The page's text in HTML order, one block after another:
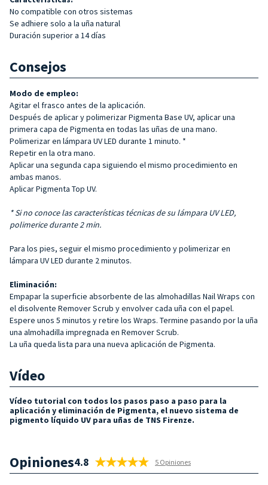
No compatible con otros sistemas
Se adhiere solo a la uña natural
Duración superior a 14 días
Consejos
Modo de empleo:
Agitar el frasco antes de la aplicación.
Después de aplicar y polimerizar Pigmenta Base UV, aplicar una
primera capa de Pigmenta en todas las uñas de una mano.
Polimerizar en lámpara UV LED durante 1 minuto. *
Repetir en la otra mano.
Aplicar una segunda capa siguiendo el mismo procedimiento en
ambas manos.
Aplicar Pigmenta Top UV.
* Si no conoce las características técnicas de su lámpara UV LED,
polimerice durante 2 min.
Para los pies, seguir el mismo procedimiento y polimerizar en
lámpara UV LED durante 2 minutos.
Eliminación:
Empapar la superficie absorbente de las almohadillas Nail Wraps con
el disolvente Remover Scrub y envolver cada uña con el papel.
Espere unos 5 minutos y retire los Wraps. Termine pasando por la uña
una almohadilla impregnada en Remover Scrub.
La uña queda lista para una nueva aplicación de Pigmenta.
Vídeo
Vídeo tutorial con todos los pasos paso a paso para la
aplicación y eliminación de Pigmenta, el nuevo sistema de
pigmento líquido UV para uñas de TNS Firenze.
Opiniones4.8 5 Opiniones